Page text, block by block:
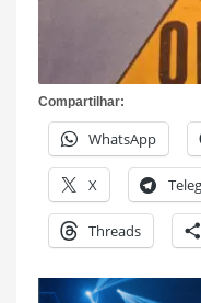
Compartilhar:
WhatsApp
X
Threads